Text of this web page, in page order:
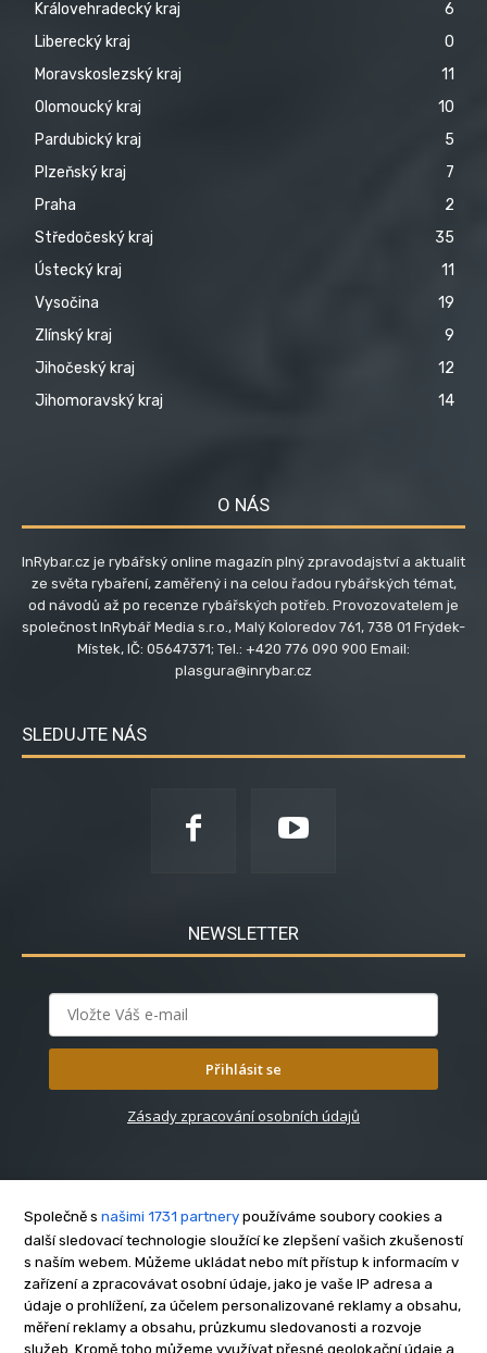
Královehradecký kraj
6
Liberecký kraj
0
Moravskoslezský kraj
11
Olomoucký kraj
10
Pardubický kraj
5
Plzeňský kraj
7
Praha
2
Středočeský kraj
35
Ústecký kraj
11
Vysočina
19
Zlínský kraj
9
Jihočeský kraj
12
Jihomoravský kraj
14
O NÁS
InRybar.cz je rybářský online magazín plný zpravodajství a aktualit
ze světa rybaření, zaměřený i na celou řadou rybářských témat,
od návodů až po recenze rybářských potřeb. Provozovatelem je
společnost InRybář Media s.r.o., Malý Koloredov 761, 738 01 Frýdek-
Místek, IČ: 05647371; Tel.: +420 776 090 900 Email:
plasgura@inrybar.cz
SLEDUJTE NÁS
NEWSLETTER
Přihlásit se
Zásady zpracování osobních údajů
O nás
Kontakt
Reklama
Společně s našimi 1731 partnery používáme soubory cookies a
další sledovací technologie sloužící ke zlepšení vašich zkušeností
s naším webem. Můžeme ukládat nebo mít přístup k informacím v
zařízení a zpracovávat osobní údaje, jako je vaše IP adresa a
údaje o prohlížení, za účelem personalizované reklamy a obsahu,
měření reklamy a obsahu, průzkumu sledovanosti a rozvoje
služeb. Kromě toho můžeme využívat přesné geolokační údaje a